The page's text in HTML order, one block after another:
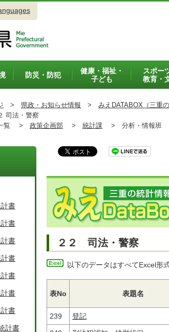
防災・防犯
健康・福祉・
子ども
スポー
教育・
> 県政・お知らせ情報 > みえDATABOX（三重の
法・警察
覧 > 政策企画部 > 統計課 > 分析・情報班
２２ 司法・警察
以下のデータはすべてExcel形
表No 表題名
239 登記
書
書
書
書
書
書
書
計書